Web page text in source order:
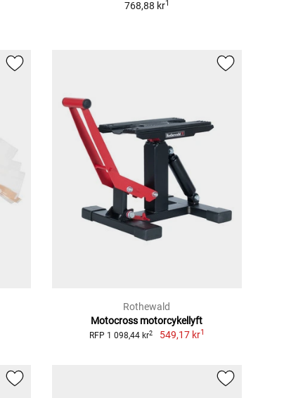
768,88 kr1
Rothewald
Motocross motorcykellyft
RFP 1 098,44 kr2 549,17 kr1